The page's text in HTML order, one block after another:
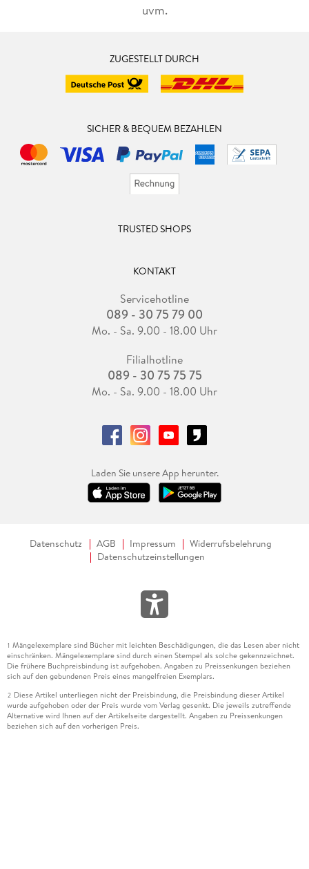
uvm.
ZUGESTELLT DURCH
SICHER & BEQUEM BEZAHLEN
TRUSTED SHOPS
KONTAKT
Servicehotline
089 - 30 75 79 00
Mo. - Sa. 9.00 - 18.00 Uhr
Filialhotline
089 - 30 75 75 75
Mo. - Sa. 9.00 - 18.00 Uhr
Laden Sie unsere App herunter.
Datenschutz AGB Impressum
Widerrufsbelehrung
Datenschutzeinstellungen
1 Mängelexemplare sind Bücher mit leichten Beschädigungen, die das Lesen aber nicht
einschränken. Mängelexemplare sind durch einen Stempel als solche gekennzeichnet.
Die frühere Buchpreisbindung ist aufgehoben. Angaben zu Preissenkungen beziehen
sich auf den gebundenen Preis eines mangelfreien Exemplars.
2 Diese Artikel unterliegen nicht der Preisbindung, die Preisbindung dieser Artikel
wurde aufgehoben oder der Preis wurde vom Verlag gesenkt. Die jeweils zutreffende
Alternative wird Ihnen auf der Artikelseite dargestellt. Angaben zu Preissenkungen
beziehen sich auf den vorherigen Preis.